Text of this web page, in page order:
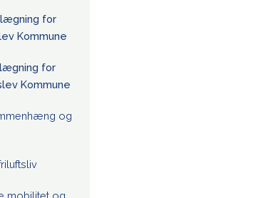
for
Kommune
for
Kommune
og